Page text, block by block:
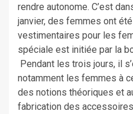
rendre autonome. C’est
janvier, des femmes ont
vestimentaires pour les
spéciale est initiée par la
Pendant les trois jours, il
notamment les femmes à
des notions théoriques et
fabrication des